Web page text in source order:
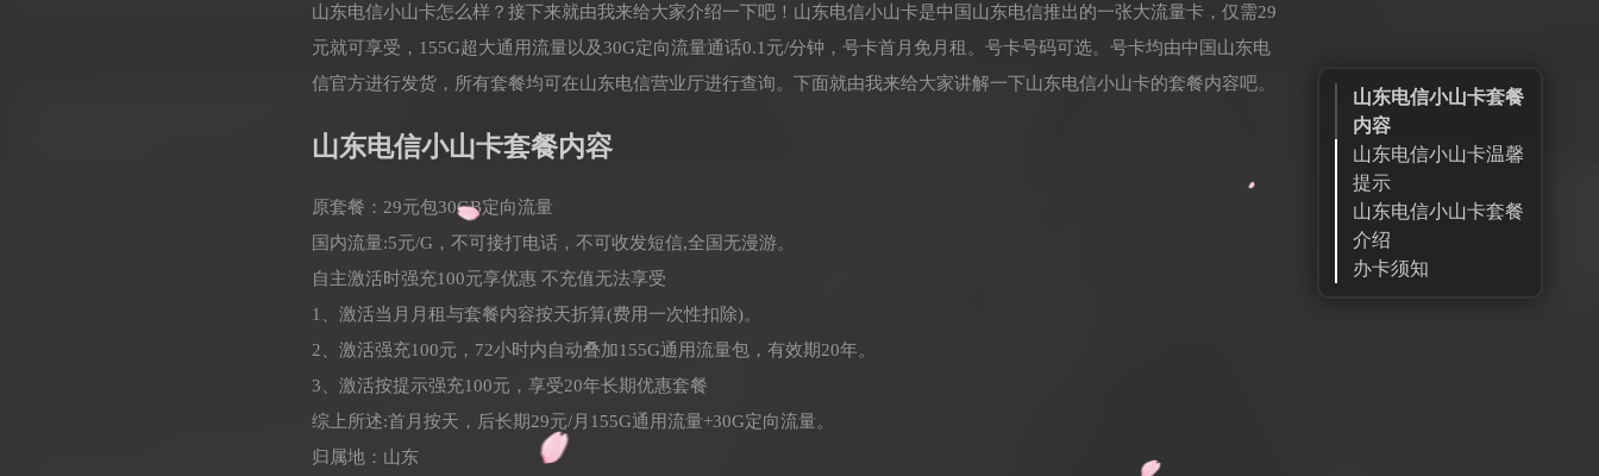
山东电信小山卡怎么样？接下来就由我来给大家介绍一下吧！山东电信小山卡是中国山东电信推出的一张大流量卡，仅需29
元就可享受，155G超大通用流量以及30G定向流量通话0.1元/分钟，号卡首月免月租。号卡号码可选。号卡均由中国山东电
信官方进行发货，所有套餐均可在山东电信营业厅进行查询。下面就由我来给大家讲解一下山东电信小山卡的套餐内容吧。
山东电信小山卡套餐内容
原套餐：29元包30GB定向流量
国内流量:5元/G，不可接打电话，不可收发短信,全国无漫游。
自主激活时强充100元享优惠 不充值无法享受
1、激活当月月租与套餐内容按天折算(费用一次性扣除)。
2、激活强充100元，72小时内自动叠加155G通用流量包，有效期20年。
3、激活按提示强充100元，享受20年长期优惠套餐
综上所述:首月按天，后长期29元/月155G通用流量+30G定向流量。
归属地：山东
山东电信小山卡套餐
内容
山东电信小山卡温馨
提示
山东电信小山卡套餐
介绍
办卡须知